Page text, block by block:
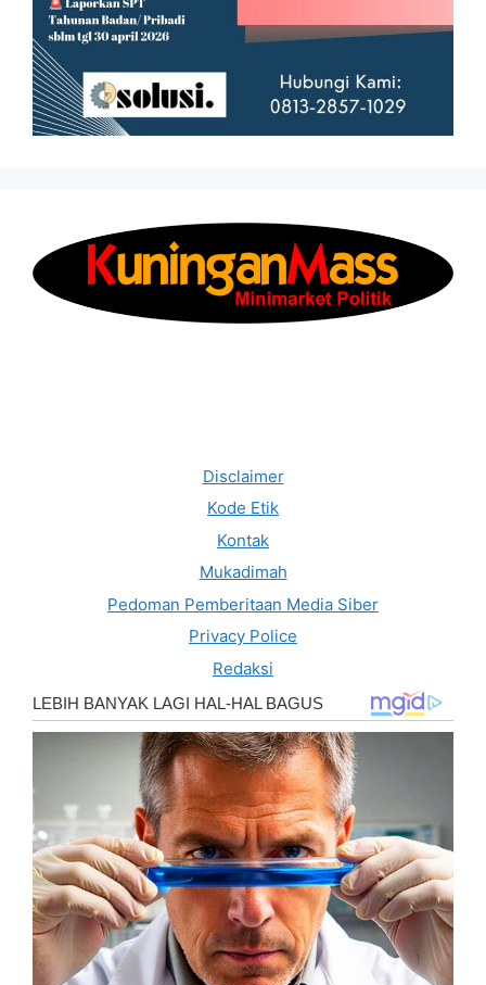
Disclaimer
Kode Etik
Kontak
Mukadimah
Pedoman Pemberitaan Media Siber
Privacy Police
Redaksi